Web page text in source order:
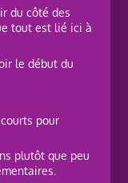
du côté des
tout est lié ici à
le début du
pour
plutôt que peu